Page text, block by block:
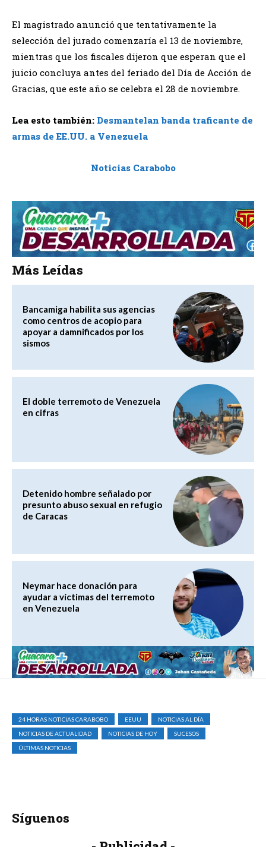
El magistrado anunció que tentativamente la
selección del jurado comenzaría el 13 de noviembre,
mientras que los fiscales dijeron que esperan que el
juicio concluya antes del feriado del Día de Acción de
Gracias, que este año se celebra el 28 de noviembre.
Lea esto también: Desmantelan banda traficante de
armas de EE.UU. a Venezuela
Noticias Carabobo
Más Leídas
Bancamiga habilita sus agencias
como centros de acopio para
apoyar a damnificados por los
sismos
El doble terremoto de Venezuela
en cifras
Detenido hombre señalado por
presunto abuso sexual en refugio
de Caracas
Neymar hace donación para
ayudar a víctimas del terremoto
en Venezuela
24 HORAS NOTICIAS CARABOBO EEUU
NOTICIAS AL DÍA
NOTICIAS DE ACTUALIDAD
NOTICIAS DE HOY
SUCESOS
ÚLTIMAS NOTICIAS
Síguenos